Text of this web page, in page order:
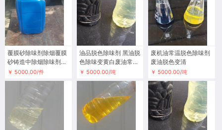
覆膜砂除味剂除烟覆膜
砂铸造中除烟除味剂去
味剂
￥ 5000.00/件
油品脱色除味剂 黑油脱
色除味变黄白废油常温
脱色变清
￥ 5000.00/吨
废机油常温脱色除味剂
废油脱色变清
￥ 5000.00/吨